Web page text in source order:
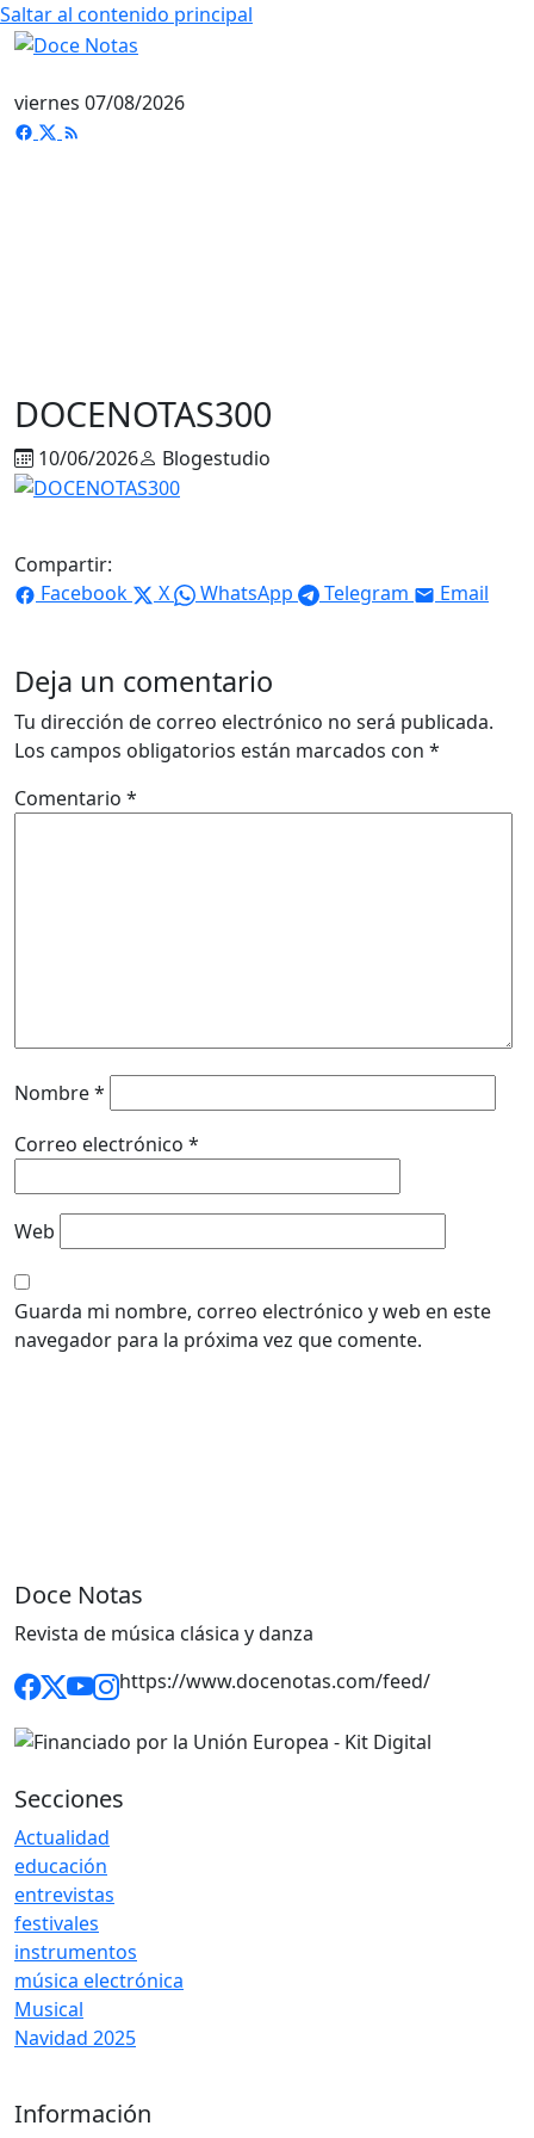
Saltar al contenido principal
viernes 07/08/2026
DOCENOTAS300
10/06/2026 Blogestudio
Compartir:
Facebook
X WhatsApp Telegram Email
Deja un comentario
Tu dirección de correo electrónico no será publicada.
Los campos obligatorios están marcados con *
Comentario *
Nombre*
Correo electrónico *
Web
Guarda mi nombre, correo electrónico y web en este
navegador para la próxima vez que comente.
Doce Notas
Revista de música clásica y danza
https://www.docenotas.com/feed/
Secciones
Actualidad
educación
entrevistas
festivales
instrumentos
música electrónica
Musical
Navidad 2025
Información